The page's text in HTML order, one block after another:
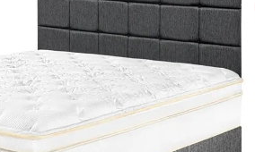
laptop
terrex
lavadora
spiderman